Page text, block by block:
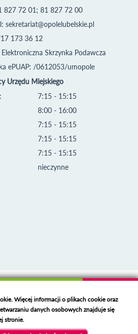
827 72 01; 81 827 72 00
sekretariat@opolelubelskie.pl
173 36 12
Elektroniczna Skrzynka Podawcza
ePUAP: /0612053/umopole
Urzędu Miejskiego
7:15 - 15:15
8:00 - 16:00
7:15 - 15:15
7:15 - 15:15
7:15 - 15:15
nieczynne
w Opolu Lubelskim
Więcej informacji o plikach cookie oraz
danych osobowych znajduje się
stronie.